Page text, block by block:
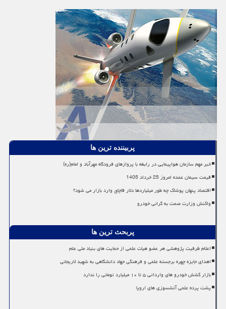
پربیننده ترین ها
خبر مهم سازمان هواپیمایی در رابطه با پروازهای فرودگاه مهرآباد و امام(ره)
قیمت سیمان عمده امروز 25 خرداد 1405
اقتصاد پنهان پوشاک چه طور میلیاردها دلار قاچاق وارد بازار می شود؟
واکنش وزارت صمت به گرانی خودرو
پربحث ترین ها
اعلام ظرفیت پژوهشی هر عضو هیات علمی از حمایت های بنیاد ملی علم
اهدای جایزه چهره برجسته علمی و فرهنگی جهاد دانشگاهی به شهید لاریجانی
بازار کشش خودرو های وارداتی ۵ تا ۱۰ میلیارد تومانی را ندارد
پشت پرده علمی آتشسوزی های اروپا